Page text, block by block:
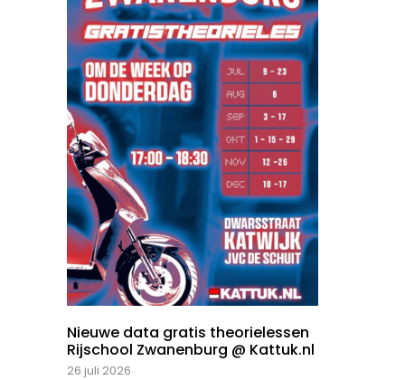
Nieuwe data gratis theorielessen
Rijschool Zwanenburg @ Kattuk.nl
26 juli 2026